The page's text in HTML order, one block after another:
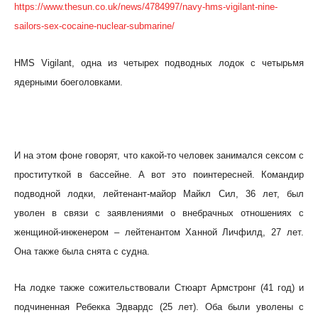
https://www.thesun.co.uk/news/4784997/navy-hms-vigilant-nine-
sailors-sex-cocaine-nuclear-submarine/
HMS Vigilant, одна из четырех подводных лодок с четырьмя
ядерными боеголовками.
И на этом фоне говорят, что какой-то человек занимался сексом с
проституткой в бассейне. А вот это поинтересней. Командир
подводной лодки, лейтенант-майор Майкл Сил, 36 лет, был
уволен в связи с заявлениями о внебрачных отношениях с
женщиной-инженером – лейтенантом Ханной Личфилд, 27 лет.
Она также была снята с судна.
На лодке также сожительствовали Стюарт Армстронг (41 год) и
подчиненная Ребекка Эдвардс (25 лет). Оба были уволены с